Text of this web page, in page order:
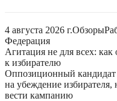
4 августа 2026 г.Обзоры
Федерация
Агитация не для всех:
к избирателю
Оппозиционный кандидат
на убеждение избирателя,
вести кампанию